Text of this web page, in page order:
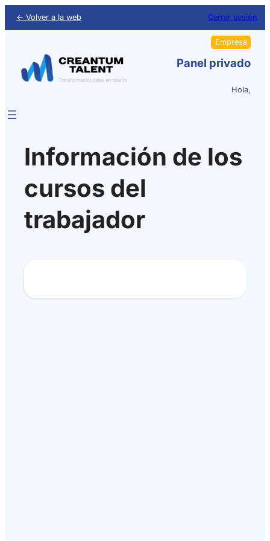
← Volver a la web Cerrar sesión
Empresa
Panel privado
Hola,
Información de los
cursos del
trabajador